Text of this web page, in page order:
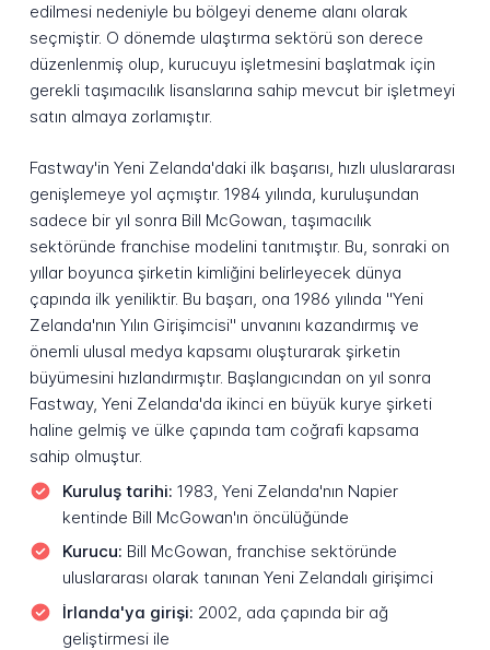
edilmesi nedeniyle bu bölgeyi deneme alanı olarak
seçmiştir. O dönemde ulaştırma sektörü son derece
düzenlenmiş olup, kurucuyu işletmesini başlatmak için
gerekli taşımacılık lisanslarına sahip mevcut bir işletmeyi
satın almaya zorlamıştır.
Fastway'in Yeni Zelanda'daki ilk başarısı, hızlı uluslararası
genişlemeye yol açmıştır. 1984 yılında, kuruluşundan
sadece bir yıl sonra Bill McGowan, taşımacılık
sektöründe franchise modelini tanıtmıştır. Bu, sonraki on
yıllar boyunca şirketin kimliğini belirleyecek dünya
çapında ilk yeniliktir. Bu başarı, ona 1986 yılında "Yeni
Zelanda'nın Yılın Girişimcisi" unvanını kazandırmış ve
önemli ulusal medya kapsamı oluşturarak şirketin
büyümesini hızlandırmıştır. Başlangıcından on yıl sonra
Fastway, Yeni Zelanda'da ikinci en büyük kurye şirketi
haline gelmiş ve ülke çapında tam coğrafi kapsama
sahip olmuştur.
Kuruluş tarihi: 1983, Yeni Zelanda'nın Napier
kentinde Bill McGowan'ın öncülüğünde
Kurucu: Bill McGowan, franchise sektöründe
uluslararası olarak tanınan Yeni Zelandalı girişimci
İrlanda'ya girişi: 2002, ada çapında bir ağ
geliştirmesi ile